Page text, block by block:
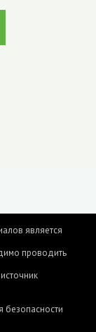
является
проводить
безопасности